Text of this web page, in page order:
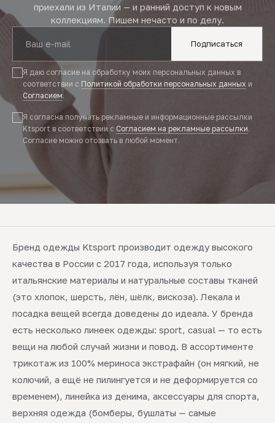
приехали из Италии — и ранний доступ к новым
коллекциям. Пишем нечасто и по делу.
Подписаться
Я даю согласие на обработку моих персональных данных в
соответствии с Политикой обработки персональных данных и
Согласием.
Я согласна получать рекламные и информационные рассылки
Ktsport в соответствии с Согласием на рекламные рассылки.
Согласие можно отозвать в любой момент.
Бренд одежды Ktsport производит одежду высокого
качества в России с 2017 года, используя только
итальянские материалы и натуральные составы тканей
(это хлопок, шерсть, лён, шёлк, вискоза). Лекала и
посадка вещей всегда доведены до идеала. У бренда
есть несколько линеек одежды: sport, casual — то есть
вещи на любой случай жизни и повод. В ассортименте
трикотаж из 100% мериноса экстрафайн (он мягкий, не
колючий, а ещё не пилингуется и не деформируется со
временем), линейка из денима, аксессуары для спорта,
верхняя одежда (бомберы, бушлаты — самые